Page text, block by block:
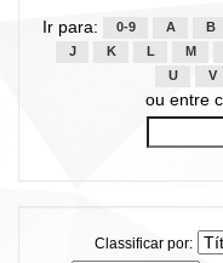
Ir para: 0-9 A B
J
K L M
U
V
ou entre
Classificar por: